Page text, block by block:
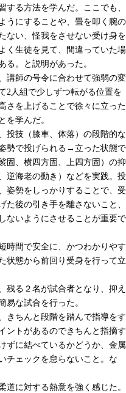
する方法を学んだ。ここでも、
うにすることや、畳を叩く腕の
ない、怪我をさせない受け身を
く生徒を見て、間違っていた場
る。と説明があった。
講師の号令に合わせて強弱の変
2人組で少しずつ転がる位置を
さを上げることで徐々に立った
を学んだ。
投技（膝車、体落）の段階的な
勢で投げられる→立った状態で
固、横四方固、上四方固）の抑
逆海老の動き）などを実践。投
姿勢をしっかりすることで、受
後の引き手を離さないこと、
ないようにさせることが重要で
時間で安全に、かつわかりやす
状態から前回り受身を行って立
残る２名が試合者となり、抑え
易な試合を行った。
きちんと段階を踏んで指導をす
ントがあるのできちんと指摘す
ずに結べているかどうか、金属
チェックを怠らないこと。な
に対する熱意を強く感じた。